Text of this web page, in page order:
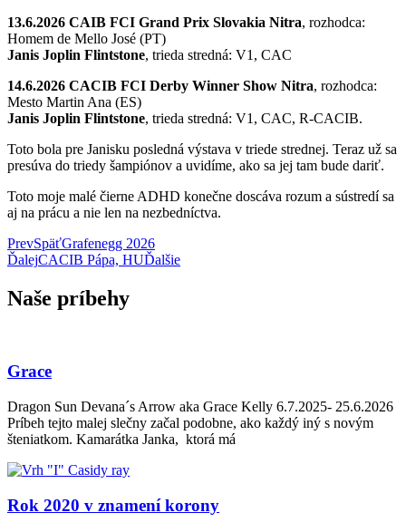
13.6.2026 CAIB FCI Grand Prix Slovakia Nitra, rozhodca:
Homem de Mello José (PT)
Janis Joplin Flintstone, trieda stredná: V1, CAC
14.6.2026 CACIB FCI Derby Winner Show Nitra, rozhodca:
Mesto Martin Ana (ES)
Janis Joplin Flintstone, trieda stredná: V1, CAC, R-CACIB.
Toto bola pre Janisku posledná výstava v triede strednej. Teraz už sa
presúva do triedy šampiónov a uvidíme, ako sa jej tam bude dariť.
Toto moje malé čierne ADHD konečne doscáva rozum a sústredí sa
aj na prácu a nie len na nezbedníctva.
PrevSpäťGrafenegg 2026
ĎalejCACIB Pápa, HUĎalšie
Naše príbehy
Grace
Dragon Sun Devana´s Arrow aka Grace Kelly 6.7.2025- 25.6.2026
Príbeh tejto malej slečny začal podobne, ako každý iný s novým
šteniatkom. Kamarátka Janka, ktorá má
Rok 2020 v znamení korony